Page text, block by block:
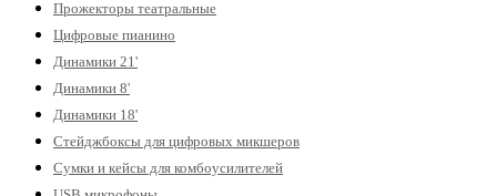
Прожекторы театральные
Цифровые пианино
Динамики 21'
Динамики 8'
Динамики 18'
Стейджбоксы для цифровых микшеров
Сумки и кейсы для комбоусилителей